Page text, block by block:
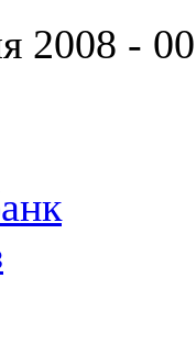
2008 -